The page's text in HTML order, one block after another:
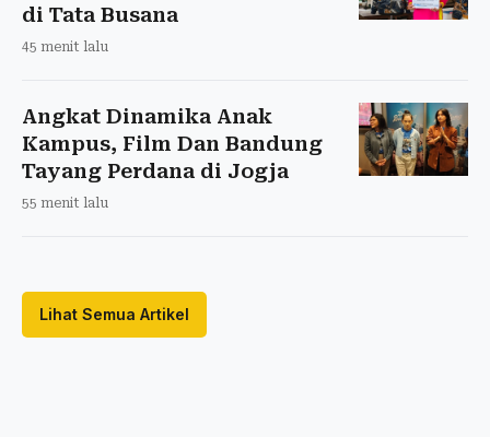
di Tata Busana
45 menit lalu
Angkat Dinamika Anak
Kampus, Film Dan Bandung
Tayang Perdana di Jogja
55 menit lalu
Lihat Semua Artikel